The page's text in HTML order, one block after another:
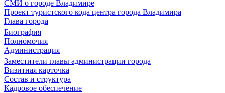
СМИ о городе Владимире
Проект туристского кода центра города Владимира
Глава города
Биография
Полномочия
Администрация
Заместители главы администрации города
Визитная карточка
Состав и структура
Кадровое обеспечение